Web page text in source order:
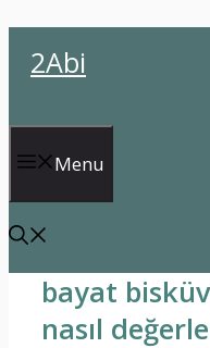
atla2Abi
Menu
bayat
nasıl